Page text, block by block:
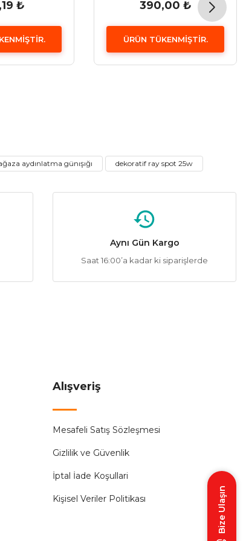
₺ 390,00 ₺
ÜRÜN TÜKENMİŞTİR.
aydınlatma günışığı
dekoratif ray spot 25w
Aynı Gün Kargo
Saat 16:00’a kadar ki siparişlerde
Alışveriş
Mesafeli Satış Sözleşmesi
Gizlilik ve Güvenlik
İptal İade Koşullari
Kişisel Veriler Politikası Bize Ulaşın